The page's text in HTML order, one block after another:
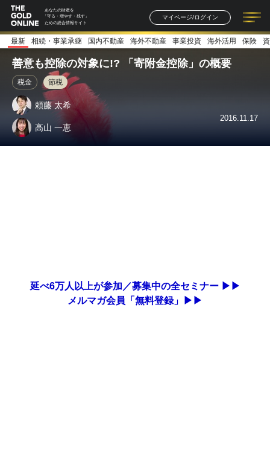
あなたの財産を
「守る・増やす・残す」
ための総合情報サイト
マイページ/ログイン
記事一覧 連載一覧
著者一覧 書籍一覧
最新 相続・事業承継 国内不動産 海外不動産 事業投資 海外活用 保険
善意も控除の対象に!? 「寄附金控除」の概要
税金 節税
頼藤 太希
高山 一恵
2016.11.17
延べ6万人以上が参加／募集中の全セミナー ▶▶
メルマガ会員「無料登録」▶▶